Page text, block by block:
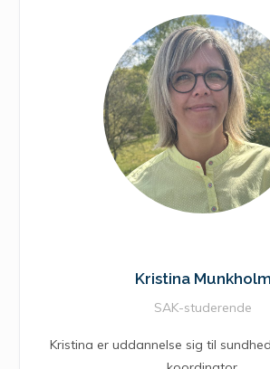
Kristina Munkholm
SAK-studerende
Kristina er uddannelse sig til